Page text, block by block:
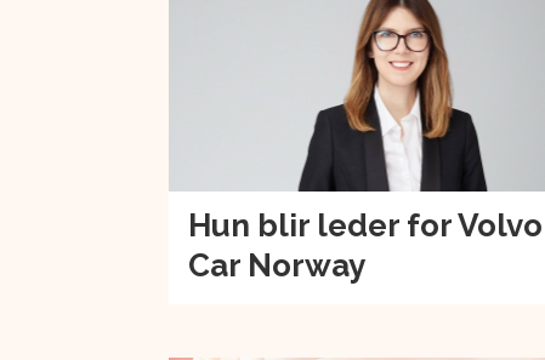
Hun blir leder for Volvo
Car Norway